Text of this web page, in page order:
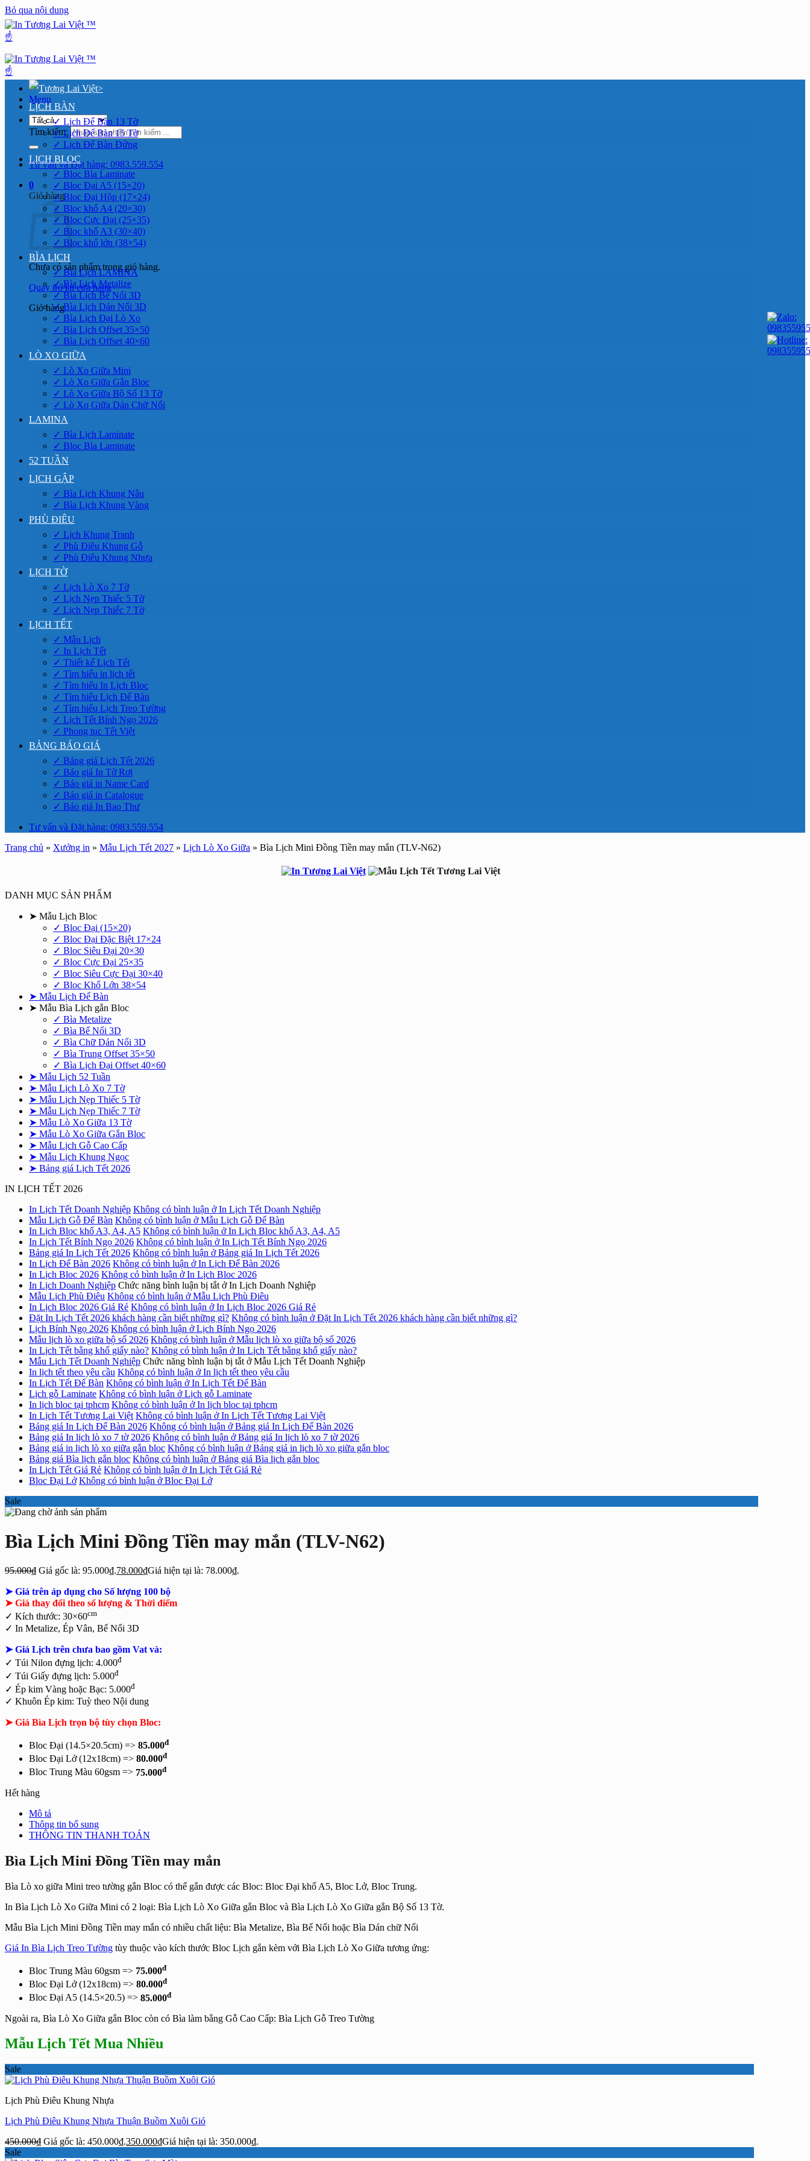
Bỏ qua nội dung
Menu
Tìm kiếm:
Tư vấn và Đặt hàng: 0983.559.554
0
Giỏ hàng
Chưa có sản phẩm trong giỏ hàng.
Quay trở lại cửa hàng
Giỏ hàng
>
LỊCH BÀN
✓ Lịch Để Bàn 13 Tờ
✓ Lịch Để Bàn 15 Tờ
✓ Lịch Để Bàn Đứng
LỊCH BLOC
✓ Bloc Bìa Laminate
✓ Bloc Đại A5 (15×20)
✓ Bloc Đại Hộp (17×24)
✓ Bloc khổ A4 (20×30)
✓ Bloc Cực Đại (25×35)
✓ Bloc khổ A3 (30×40)
✓ Bloc khổ lớn (38×54)
BÌA LỊCH
✓ Bìa Lịch LAMINA
✓ Bìa Lịch Metalize
✓ Bìa Lịch Bế Nổi 3D
✓ Bìa Lịch Dán Nổi 3D
✓ Bìa Lịch Đại Lò Xo
✓ Bìa Lịch Offset 35×50
✓ Bìa Lịch Offset 40×60
LÒ XO GIỮA
✓ Lò Xo Giữa Mini
✓ Lò Xo Giữa Gắn Bloc
✓ Lò Xo Giữa Bộ Số 13 Tờ
✓ Lò Xo Giữa Dán Chữ Nổi
LAMINA
✓ Bìa Lịch Laminate
✓ Bloc Bìa Laminate
52 TUẦN
LỊCH GẬP
✓ Bìa Lịch Khung Nâu
✓ Bìa Lịch Khung Vàng
PHÙ ĐIÊU
✓ Lịch Khung Tranh
✓ Phù Điêu Khung Gỗ
✓ Phù Điêu Khung Nhựa
LỊCH TỜ
✓ Lịch Lò Xo 7 Tờ
✓ Lịch Nẹp Thiếc 5 Tờ
✓ Lịch Nẹp Thiếc 7 Tờ
LỊCH TẾT
✓ Mẫu Lịch
✓ In Lịch Tết
✓ Thiết kế Lịch Tết
✓ Tìm hiểu in lịch tết
✓ Tìm hiểu In Lịch Bloc
✓ Tìm hiểu Lịch Để Bàn
✓ Tìm hiểu Lịch Treo Tường
✓ Lịch Tết Bính Ngọ 2026
✓ Phong tục Tết Việt
BẢNG BÁO GIÁ
✓ Bảng giá Lịch Tết 2026
✓ Báo giá In Tờ Rơi
✓ Báo giá in Name Card
✓ Báo giá in Catalogue
✓ Báo giá In Bao Thư
Tư vấn và Đặt hàng: 0983.559.554
Trang chủ » Xưởng in » Mẫu Lịch Tết 2027 » Lịch Lò Xo Giữa » Bìa Lịch Mini Đồng Tiền may mắn (TLV-N62)
DANH MỤC SẢN PHẨM
➤ Mẫu Lịch Bloc
✓ Bloc Đại (15×20)
✓ Bloc Đại Đặc Biệt 17×24
✓ Bloc Siêu Đại 20×30
✓ Bloc Cực Đại 25×35
✓ Bloc Siêu Cực Đại 30×40
✓ Bloc Khổ Lớn 38×54
➤ Mẫu Lịch Để Bàn
➤ Mẫu Bìa Lịch gắn Bloc
✓ Bìa Metalize
✓ Bìa Bế Nổi 3D
✓ Bìa Chữ Dán Nổi 3D
✓ Bìa Trung Offset 35×50
✓ Bìa Lịch Đại Offset 40×60
➤ Mẫu Lịch 52 Tuần
➤ Mẫu Lịch Lò Xo 7 Tờ
➤ Mẫu Lịch Nẹp Thiếc 5 Tờ
➤ Mẫu Lịch Nẹp Thiếc 7 Tờ
➤ Mẫu Lò Xo Giữa 13 Tờ
➤ Mẫu Lò Xo Giữa Gắn Bloc
➤ Mẫu Lịch Gỗ Cao Cấp
➤ Mẫu Lịch Khung Ngọc
➤ Bảng giá Lịch Tết 2026
IN LỊCH TẾT 2026
In Lịch Tết Doanh Nghiệp Không có bình luận ở In Lịch Tết Doanh Nghiệp
Mẫu Lịch Gỗ Để Bàn Không có bình luận ở Mẫu Lịch Gỗ Để Bàn
In Lịch Bloc khổ A3, A4, A5 Không có bình luận ở In Lịch Bloc khổ A3, A4, A5
In Lịch Tết Bính Ngọ 2026 Không có bình luận ở In Lịch Tết Bính Ngọ 2026
Bảng giá In Lịch Tết 2026 Không có bình luận ở Bảng giá In Lịch Tết 2026
In Lịch Để Bàn 2026 Không có bình luận ở In Lịch Để Bàn 2026
In Lịch Bloc 2026 Không có bình luận ở In Lịch Bloc 2026
In Lịch Doanh Nghiệp Chức năng bình luận bị tắt ở In Lịch Doanh Nghiệp
Mẫu Lịch Phù Điêu Không có bình luận ở Mẫu Lịch Phù Điêu
In Lịch Bloc 2026 Giá Rẻ Không có bình luận ở In Lịch Bloc 2026 Giá Rẻ
Đặt In Lịch Tết 2026 khách hàng cần biết những gì? Không có bình luận ở Đặt In Lịch Tết 2026 khách hàng cần biết những gì?
Lịch Bính Ngọ 2026 Không có bình luận ở Lịch Bính Ngọ 2026
Mẫu lịch lò xo giữa bộ số 2026 Không có bình luận ở Mẫu lịch lò xo giữa bộ số 2026
In Lịch Tết bằng khổ giấy nào? Không có bình luận ở In Lịch Tết bằng khổ giấy nào?
Mẫu Lịch Tết Doanh Nghiệp Chức năng bình luận bị tắt ở Mẫu Lịch Tết Doanh Nghiệp
In lịch tết theo yêu cầu Không có bình luận ở In lịch tết theo yêu cầu
In Lịch Tết Để Bàn Không có bình luận ở In Lịch Tết Để Bàn
Lịch gỗ Laminate Không có bình luận ở Lịch gỗ Laminate
In lịch bloc tại tphcm Không có bình luận ở In lịch bloc tại tphcm
In Lịch Tết Tương Lai Việt Không có bình luận ở In Lịch Tết Tương Lai Việt
Bảng giá In Lịch Để Bàn 2026 Không có bình luận ở Bảng giá In Lịch Để Bàn 2026
Bảng giá In lịch lò xo 7 tờ 2026 Không có bình luận ở Bảng giá In lịch lò xo 7 tờ 2026
Bảng giá in lịch lò xo giữa gắn bloc Không có bình luận ở Bảng giá in lịch lò xo giữa gắn bloc
Bảng giá Bìa lịch gắn bloc Không có bình luận ở Bảng giá Bìa lịch gắn bloc
In Lịch Tết Giá Rẻ Không có bình luận ở In Lịch Tết Giá Rẻ
Bloc Đại Lở Không có bình luận ở Bloc Đại Lở
Sale
Bìa Lịch Mini Đồng Tiền may mắn (TLV-N62)
95.000₫ Giá gốc là: 95.000₫.78.000₫Giá hiện tại là: 78.000₫.
➤ Giá trên áp dụng cho Số lượng 100 bộ
➤ Giá thay đổi theo số lượng & Thời điểm
✓ Kích thước: 30×60cm
✓ In Metalize, Ép Vân, Bế Nổi 3D
➤ Giá Lịch trên chưa bao gồm Vat và:
✓ Túi Nilon đựng lịch: 4.000đ
✓ Túi Giấy đựng lịch: 5.000đ
✓ Ép kim Vàng hoặc Bạc: 5.000đ
✓ Khuôn Ép kim: Tuỳ theo Nội dung
➤ Giá Bìa Lịch trọn bộ tùy chọn Bloc:
Bloc Đại (14.5×20.5cm) => 85.000đ
Bloc Đại Lở (12x18cm) => 80.000đ
Bloc Trung Màu 60gsm => 75.000đ
Hết hàng
Mô tả
Thông tin bổ sung
THÔNG TIN THANH TOÁN
Bìa Lịch Mini Đồng Tiền may mắn
Bìa Lò xo giữa Mini treo tường gắn Bloc có thể gắn được các Bloc: Bloc Đại khổ A5, Bloc Lở, Bloc Trung.
In Bìa Lịch Lò Xo Giữa Mini có 2 loại: Bìa Lịch Lò Xo Giữa gắn Bloc và Bìa Lịch Lò Xo Giữa gắn Bộ Số 13 Tờ.
Mẫu Bìa Lịch Mini Đồng Tiền may mắn có nhiều chất liệu: Bìa Metalize, Bìa Bế Nổi hoặc Bìa Dán chữ Nổi
Giá In Bìa Lịch Treo Tường tùy thuộc vào kích thước Bloc Lịch gắn kèm với Bìa Lịch Lò Xo Giữa tương ứng:
Bloc Trung Màu 60gsm => 75.000đ
Bloc Đại Lở (12x18cm) => 80.000đ
Bloc Đại A5 (14.5×20.5) => 85.000đ
Ngoài ra, Bìa Lò Xo Giữa gắn Bloc còn có Bìa làm bằng Gỗ Cao Cấp: Bìa Lịch Gỗ Treo Tường
Mẫu Lịch Tết Mua Nhiều
Sale
Lịch Phù Điêu Khung Nhựa
Lịch Phù Điêu Khung Nhựa Thuận Buồm Xuôi Gió
450.000₫ Giá gốc là: 450.000₫.350.000₫Giá hiện tại là: 350.000₫.
Sale